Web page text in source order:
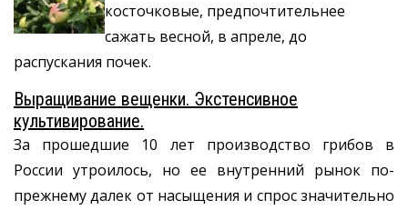
косточковые, предпочтительнее
сажать весной, в апреле, до
распускания почек.
Выращивание вещенки. Экстенсивное
культивирование.
За прошедшие 10 лет производство грибов в
России утроилось, но ее внутренний рынок по-
прежнему далек от насыщения и спрос значительно